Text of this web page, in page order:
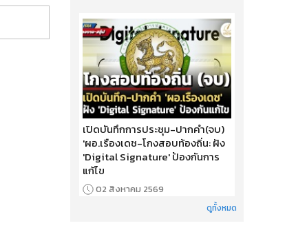
เปิดบันทึกการประชุม-ปากคำ(จบ)
'ผอ.เรืองเดช-โกงสอบท้องถิ่น: ฝัง
'Digital Signature' ป้องกันการ
แก้ไข
02 สิงหาคม 2569
ดูทั้งหมด